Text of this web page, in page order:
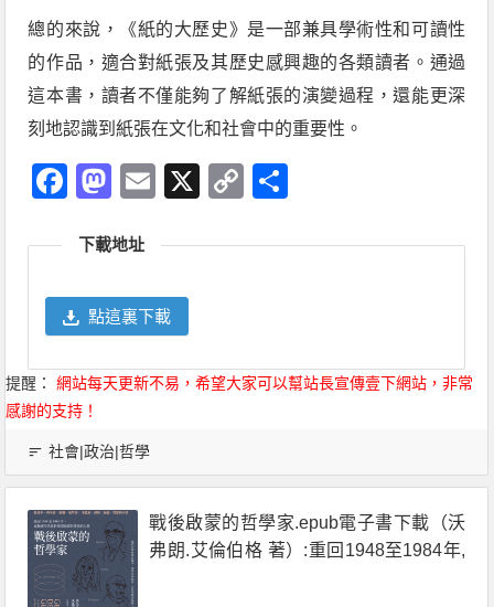
總的來說，《紙的大歷史》是一部兼具學術性和可讀性
的作品，適合對紙張及其歷史感興趣的各類讀者。通過
這本書，讀者不僅能夠了解紙張的演變過程，還能更深
刻地認識到紙張在文化和社會中的重要性。
Facebook
Mastodon
Email
X
Copy
下載地址
點這裏下載
提醒：
網站每天更新不易，希望大家可以幫站長宣傳壹下網站，非常
感謝的支持！
社會|政治|哲學
戰後啟蒙的哲學家.epub電子書下載（沃
弗朗.艾倫伯格 著）:重回1948至1984年,